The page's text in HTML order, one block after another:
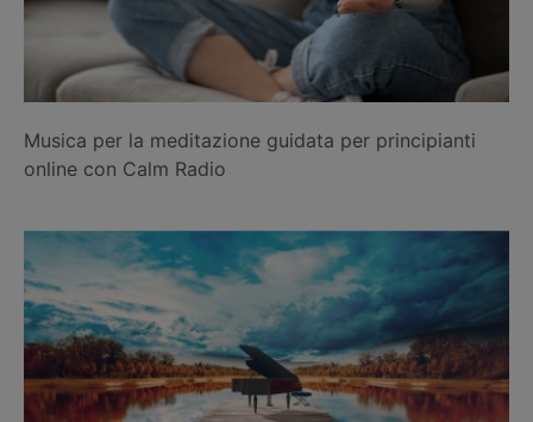
Musica per la meditazione guidata per principianti
online con Calm Radio